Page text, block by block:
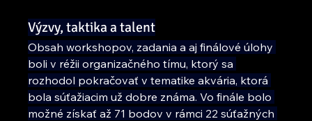
Výzvy, taktika a talent
Obsah workshopov, zadania a aj finálové úlohy
boli v réžii organizačného tímu, ktorý sa
rozhodol pokračovať v tematike akvária, ktorá
bola súťažiacim už dobre známa. Vo finále bolo
možné získať až 71 bodov v rámci 22 súťažných